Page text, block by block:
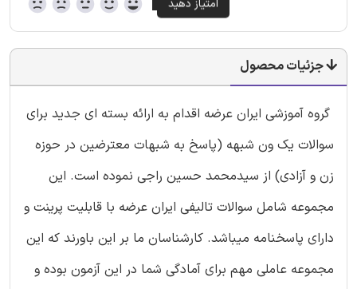
جزئیات محصول
گروه آموزشی ایران عرضه اقدام به ارائه بسته ای جدید برای
سوالات یک ون شبهه (پاسخ به شبهات معترضین در حوزه
زن و آزادی) از سیدمحمد حسین راجی نموده است. این
مجموعه شامل سوالات تالیفی ایران عرضه با قابلیت پرینت و
دارای پاسخنامه میباشد. کارشناسان ما بر این باورند که این
مجموعه عاملی مهم برای آمادگی شما در این آزمون بوده و